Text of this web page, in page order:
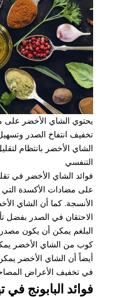
يحتوي الشاي الأخضر على
تخفيف انتفاخ الصدر
الشاي الأخضر بانتظام
التنفسي
فوائد الشاي الأخضر في
على مضادات الأكسدة التي
الأنسجة. كما أن الشاي
الاحتقان في الصدر بفضل
البلغم يمكن أن يكون
كوب من الشاي الأخضر
أيضاً أن الشاي الأخضر
في تخفيف الأعراض
فوائد البابونج